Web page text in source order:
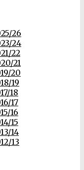
26
24
22
21
20
19
18
17
16
15
14
13